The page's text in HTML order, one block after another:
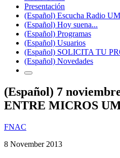
Presentación
(Español) Escucha Radio
(Español) Hoy suena...
(Español) Programas
(Español) Usuarios
(Español) SOLICITA TU
(Español) Novedades
(Español) 7
ENTRE MICROS
FNAC
8 November 2013